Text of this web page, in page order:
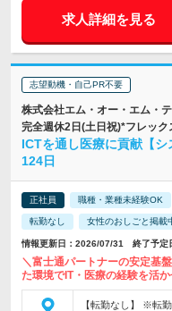
求人詳細を見る
志望動機・自己PR不要
株式会社エム・オー・エム・
完全週休2日(土日祝)*フレック
ICTを通し医療に貢献【
124日
正社員 職種・業種未経験OK
転勤なし 女性のおしごと掲載
情報更新日：2026/07/31 終了予定
＼富士通パートナーの安定基
た環境でIT・医療の経験を活か
【転勤なし】 ※転